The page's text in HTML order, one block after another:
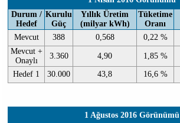
Durum /
Hedef
Kurulu
Güç
Yıllık Üretim
(milyar kWh)
Tüketime
Oranı
Mevcut
388 0,568 0,22 %
Mevcut +
Onaylı
3.360 4,90 1,85 %
Hedef 1 30.000 43,8 16,6 %
1 Ağustos 2016 Görünümü